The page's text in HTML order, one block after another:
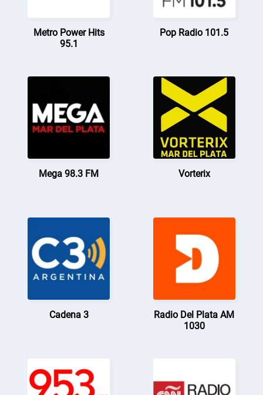
Metro Power Hits
95.1
Pop Radio 101.5
Mega 98.3 FM Vorterix
Cadena 3
Radio Del Plata AM
1030